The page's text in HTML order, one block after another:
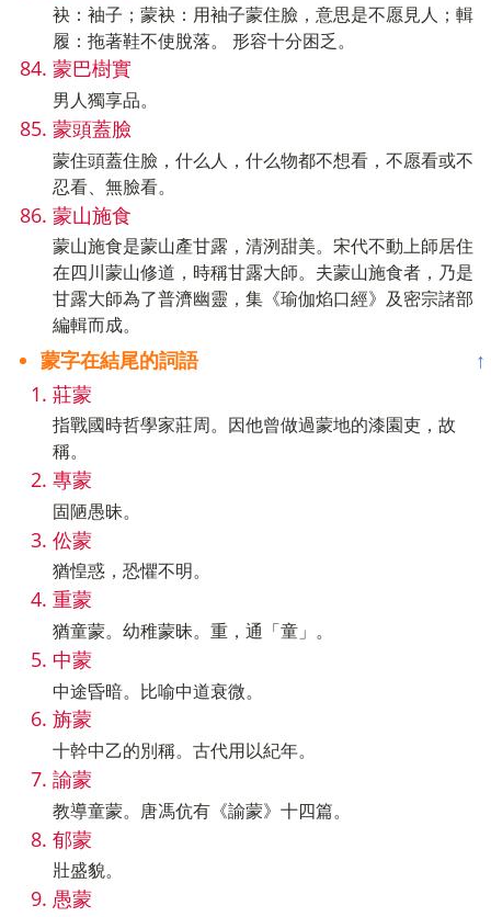
袂：袖子；蒙袂：用袖子蒙住臉，意思是不愿見人；輯
履：拖著鞋不使脫落。 形容十分困乏。
蒙巴樹實
男人獨享品。
蒙頭蓋臉
蒙住頭蓋住臉，什么人，什么物都不想看，不愿看或不
忍看、無臉看。
蒙山施食
蒙山施食是蒙山產甘露，清洌甜美。宋代不動上師居住
在四川蒙山修道，時稱甘露大師。夫蒙山施食者，乃是
甘露大師為了普濟幽靈，集《瑜伽焰口經》及密宗諸部
編輯而成。
蒙字在結尾的詞語
↑
莊蒙
指戰國時哲學家莊周。因他曾做過蒙地的漆園吏，故
稱。
專蒙
固陋愚昧。
伀蒙
猶惶惑，恐懼不明。
重蒙
猶童蒙。幼稚蒙昧。重，通「童」。
中蒙
中途昏暗。比喻中道衰微。
旃蒙
十幹中乙的別稱。古代用以紀年。
諭蒙
教導童蒙。唐馮伉有《諭蒙》十四篇。
郁蒙
壯盛貌。
愚蒙